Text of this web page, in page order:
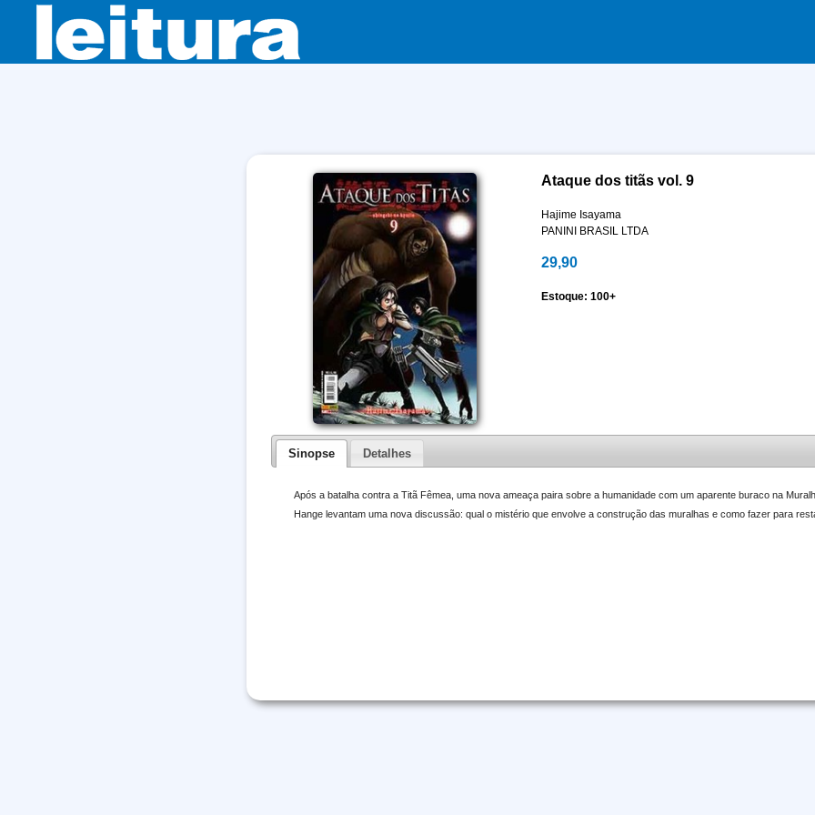
Ataque dos titãs vol. 9
Hajime Isayama
PANINI BRASIL LTDA
29,90
Estoque: 100+
Sinopse Detalhes
Após a batalha contra a Titã Fêmea, uma nova ameaça paira sobre a humanidade com um aparente buraco na
Hange levantam uma nova discussão: qual o mistério que envolve a construção das muralhas e como fazer para